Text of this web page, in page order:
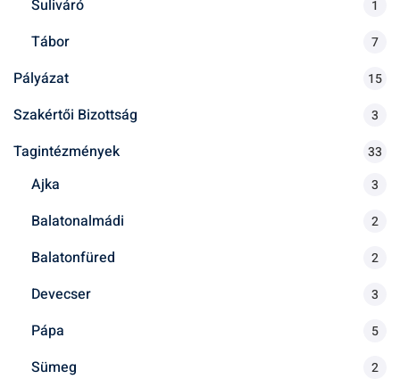
Suliváró 1
Tábor 7
Pályázat 15
Szakértői Bizottság 3
Tagintézmények 33
Ajka 3
Balatonalmádi 2
Balatonfüred 2
Devecser 3
Pápa 5
Sümeg 2